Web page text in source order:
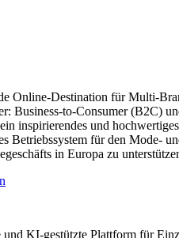
Online-Destination für Multi-
Business-to-Consumer
inspirierendes und
Betriebssystem für den Mode-
in Europa zu
KI-gestützte Plattform für